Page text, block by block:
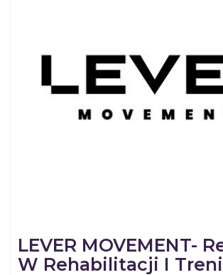
LEVER MOVEMENT-
W Rehabilitacji I